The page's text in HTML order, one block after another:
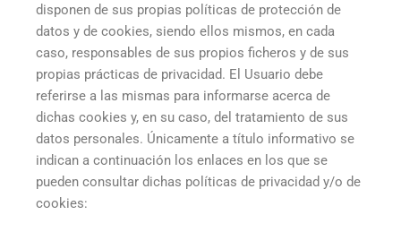
disponen de sus propias políticas de protección de
datos y de cookies, siendo ellos mismos, en cada
caso, responsables de sus propios ficheros y de sus
propias prácticas de privacidad. El Usuario debe
referirse a las mismas para informarse acerca de
dichas cookies y, en su caso, del tratamiento de sus
datos personales. Únicamente a título informativo se
indican a continuación los enlaces en los que se
pueden consultar dichas políticas de privacidad y/o de
cookies: